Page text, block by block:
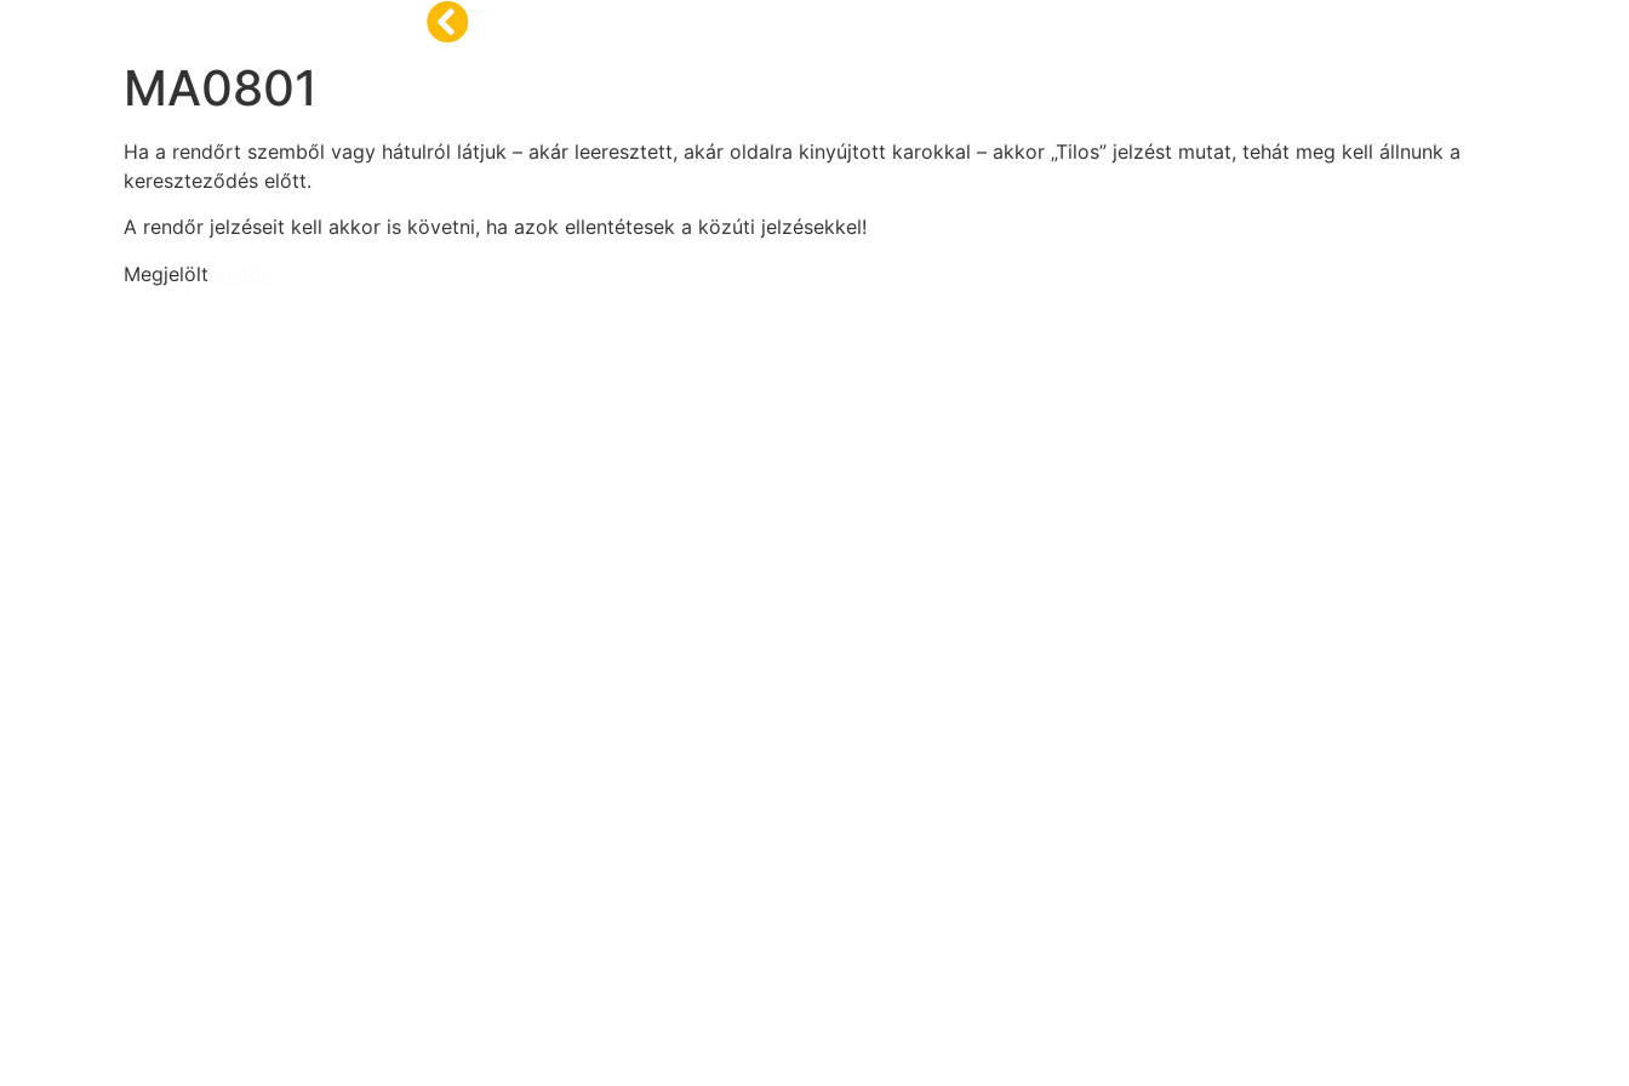
MA0801
Ha a rendőrt szemből vagy hátulról látjuk – akár leeresztett, akár oldalra kinyújtott karokkal – akkor „Tilos” jelzést mutat, tehát meg kell állnunk a
kereszteződés előtt.
A rendőr jelzéseit kell akkor is követni, ha azok ellentétesek a közúti jelzésekkel!
Megjelölt